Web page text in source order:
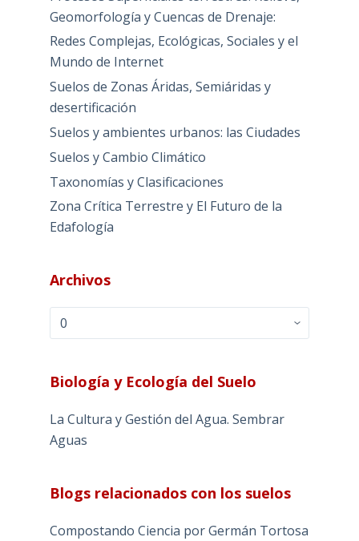
Geomorfología y Cuencas de Drenaje:
Redes Complejas, Ecológicas, Sociales y el
Mundo de Internet
Suelos de Zonas Áridas, Semiáridas y
desertificación
Suelos y ambientes urbanos: las Ciudades
Suelos y Cambio Climático
Taxonomías y Clasificaciones
Zona Crítica Terrestre y El Futuro de la
Edafología
Archivos
Archivos
Biología y Ecología del Suelo
La Cultura y Gestión del Agua. Sembrar
Aguas
Blogs relacionados con los suelos
Compostando Ciencia por Germán Tortosa